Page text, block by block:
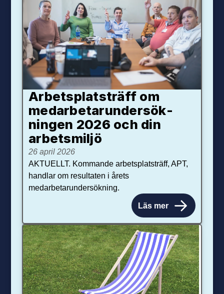
Arbetsplats­träff om
med­arbetar­under­sök­
ningen 2026 och din
arbets­miljö
26 april 2026
AKTUELLT. Kommande arbetsplatsträff, APT,
handlar om resultaten i årets
medarbetarundersökning.
Läs mer